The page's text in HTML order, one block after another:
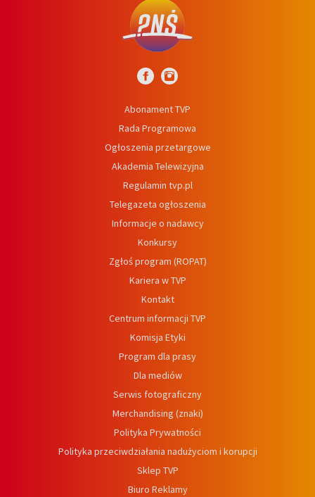
Abonament TVP
Rada Programowa
Ogłoszenia przetargowe
Akademia Telewizyjna
Regulamin tvp.pl
Telegazeta ogłoszenia
Informacje o nadawcy
Konkursy
Zgłoś program (ROPAT)
Kariera w TVP
Kontakt
Centrum informacji TVP
Komisja Etyki
Program dla prasy
Dla mediów
Serwis fotograficzny
Merchandising (znaki)
Polityka Prywatności
Polityka przeciwdziałania nadużyciom i korupcji
Sklep TVP
Biuro Reklamy